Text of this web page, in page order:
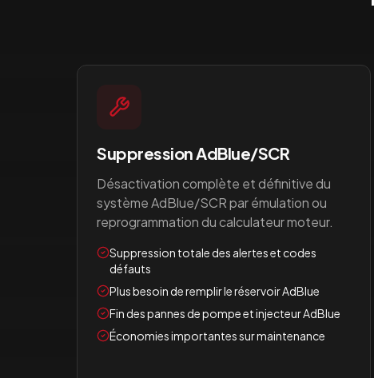
Suppression AdBlue/SCR
Désactivation complète et définitive du
système AdBlue/SCR par émulation ou
reprogrammation du calculateur moteur.
Suppression totale des alertes et codes
défauts
Plus besoin de remplir le réservoir AdBlue
Fin des pannes de pompe et injecteur AdBlue
Économies importantes sur maintenance